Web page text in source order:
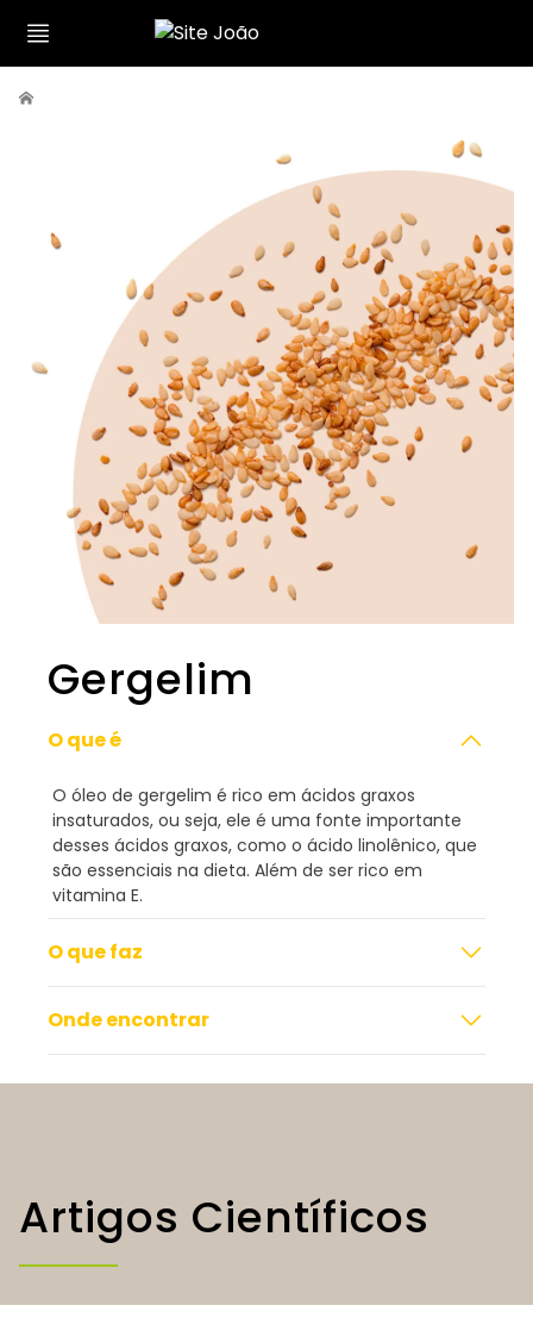
Gergelim
O que é
O óleo de gergelim é rico em ácidos graxos
insaturados, ou seja, ele é uma fonte importante
desses ácidos graxos, como o ácido linolênico, que
são essenciais na dieta. Além de ser rico em
vitamina E.
O que faz
Onde encontrar
Artigos Científicos